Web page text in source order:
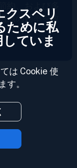
約、および多
織の効率を改
クスペリ
ために私
ていま
は Cookie 使
す。